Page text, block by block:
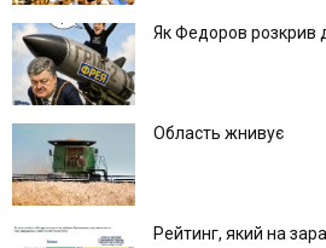
Як Федоров розкрив
Область жнивує
Рейтинг, який на